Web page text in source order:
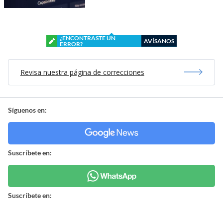
¿ENCONTRASTE UN
ERROR?
AVÍSANOS
Revisa nuestra página de correcciones
Síguenos en:
Suscríbete en:
Suscríbete en: